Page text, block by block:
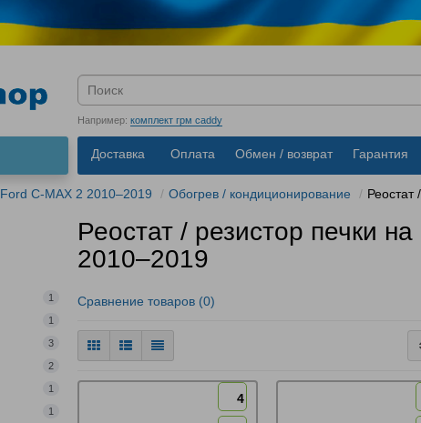
Например: комплект грм caddy
Доставка Оплата Обмен / возврат Гарантия
О нас
Ford C‑MAX 2 2010–2019 Обогрев / кондиционирование Реостат
1
1
3
2
1
1
Реостат / резистор печки
2010–2019
Сравнение товаров (0)
4